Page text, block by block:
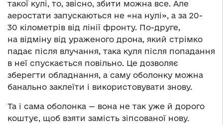
такої кулі, то, звісно, збити можна все. Але
аеростати запускаються не «на нулі», а за 20-
30 кілометрів від лінії фронту. По-друге,
на відміну від ураженого дрона, який стрімко
падає після влучання, така куля після попадання
в неї спускається повільно. Це дозволяє
зберегти обладнання, а саму оболонку можна
банально заклеїти і використовувати знову.
Та і сама оболонка — вона не так уже й дорого
коштує, щоб взяти замість зіпсованої нову.